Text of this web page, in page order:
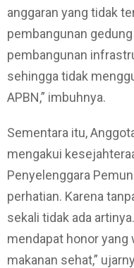
anggaran yang tidak
pembangunan
pembangunan
sehingga tidak
APBN,” imbuhnya.
Sementara itu,
mengakui
Penyelenggara
perhatian. Karena
sekali tidak ada
mendapat honor yang
makanan sehat,”